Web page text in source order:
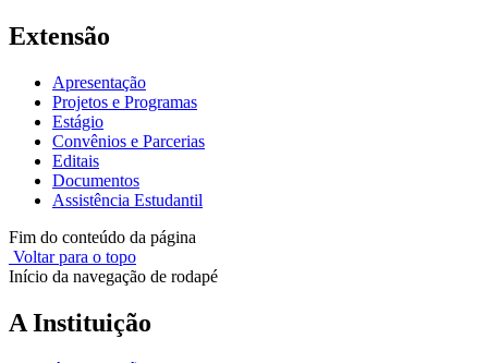
Extensão
Apresentação
Projetos e Programas
Estágio
Convênios e Parcerias
Editais
Documentos
Assistência Estudantil
Fim do conteúdo da página
Voltar para o topo
Início da navegação de rodapé
A Instituição